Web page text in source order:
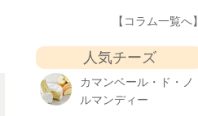
【コラム一覧へ】
人気チーズ
カマンベール・ド・ノ
ルマンディー